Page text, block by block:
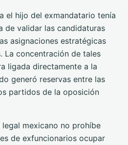
el hijo del exmandatario tenía
de validar las candidaturas
asignaciones estratégicas
La concentración de tales
ligada directamente a la
generó reservas entre las
partidos de la oposición
mexicano no prohíbe
de exfuncionarios ocupar